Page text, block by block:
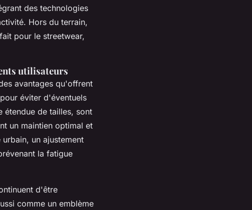
des technologies
Hors du terrain,
pour le streetwear,
utilisateurs
avantages qu'offrent
éviter d'éventuels
étendue de tailles, sont
un maintien optimal et
un ajustement
la fatigue
d'être
comme un emblème